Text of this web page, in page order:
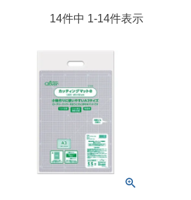
14件中 1-14件表示